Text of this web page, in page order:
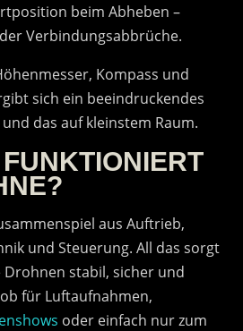
beim Abheben –
Verbindungsabbrüche.
Kompass und
sich ein beeindruckendes
das auf kleinstem Raum.
aus Auftrieb,
und Steuerung. All das sorgt
stabil, sicher und
für Luftaufnahmen,
oder einfach nur zum